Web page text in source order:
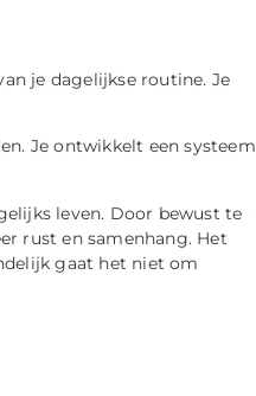
je dagelijkse routine. Je
Je ontwikkelt een systeem
leven. Door bewust te
rust en samenhang. Het
gaat het niet om